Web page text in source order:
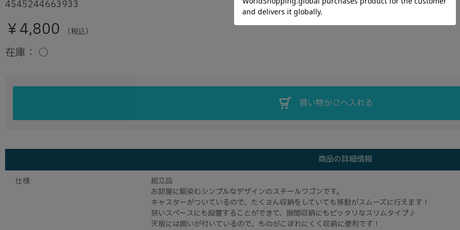
4545244663933
￥4,800 （税込）
在庫： ○
商品の詳細情報
仕様
組立品
お部屋に馴染むシンプルなデザインのスチールワゴンです。
キャスターがついているので、たくさん収納をしていても移動がスムーズに行えます！
狭いスペースにも設置することができて、隙間収納にもピッタリなスリムタイプ♪
天板には囲いが付いているので、ものがこぼれにくく収納に便利です！